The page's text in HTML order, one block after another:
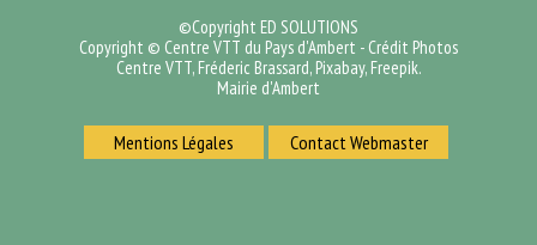
©Copyright ED SOLUTIONS
Copyright © Centre VTT du Pays d'Ambert - Crédit Photos
Centre VTT, Fréderic Brassard, Pixabay, Freepik.
Mairie d'Ambert
Mentions Légales Contact Webmaster